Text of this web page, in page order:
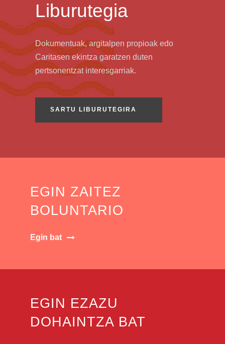
Liburutegia
Dokumentuak, argitalpen propioak edo
Caritasen ekintza garatzen duten
pertsonentzat interesgarriak.
SARTU LIBURUTEGIRA
EGIN ZAITEZ
BOLUNTARIO
Egin bat
EGIN EZAZU
DOHAINTZA BAT